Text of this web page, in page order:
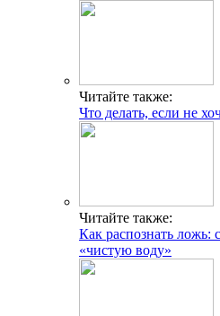
Читайте также:
Что делать, если не
Читайте также:
Как распознать ложь:
«чистую воду»